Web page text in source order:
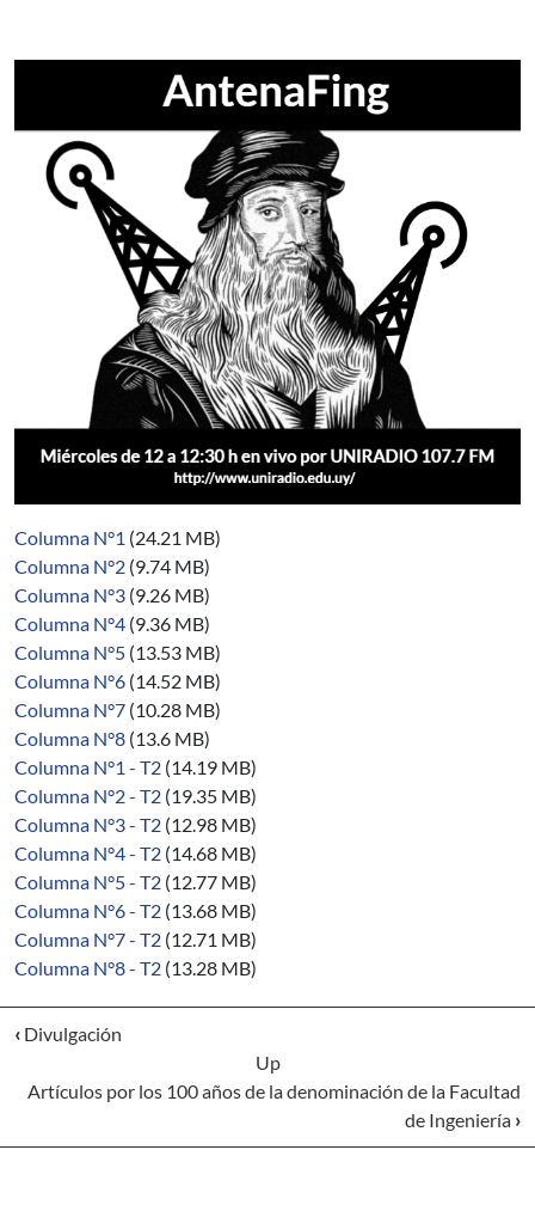
Columna N°1 (24.21 MB)
Columna N°2 (9.74 MB)
Columna N°3 (9.26 MB)
Columna N°4 (9.36 MB)
Columna N°5 (13.53 MB)
Columna N°6 (14.52 MB)
Columna N°7 (10.28 MB)
Columna N°8 (13.6 MB)
Columna N°1 - T2 (14.19 MB)
Columna N°2 - T2 (19.35 MB)
Columna N°3 - T2 (12.98 MB)
Columna N°4 - T2 (14.68 MB)
Columna N°5 - T2 (12.77 MB)
Columna N°6 - T2 (13.68 MB)
Columna N°7 - T2 (12.71 MB)
Columna N°8 - T2 (13.28 MB)
‹ Divulgación
Up
Artículos por los 100 años de la denominación de la Facultad
de Ingeniería ›